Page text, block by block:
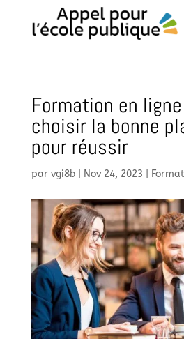
Formation en
choisir la bonne
pour réussir
par vgi8b| Nov 24, 2023